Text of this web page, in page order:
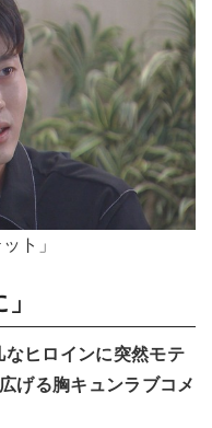
ト」
ヒロインに突然モテ
げる胸キュンラブコメ